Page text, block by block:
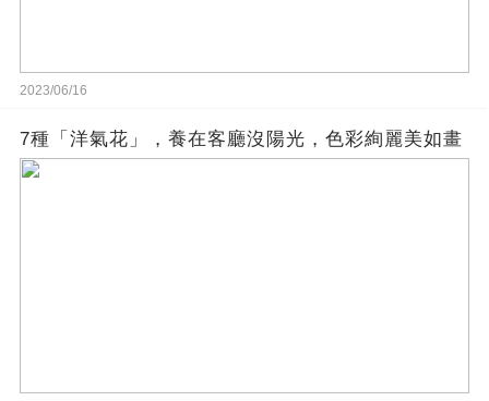
2023/06/16
7種「洋氣花」，養在客廳沒陽光，色彩絢麗美如畫